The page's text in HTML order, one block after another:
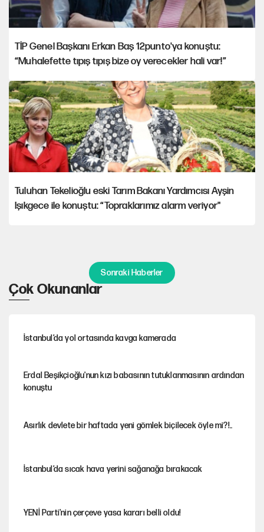
TİP Genel Başkanı Erkan Baş 12punto'ya konuştu:
“Muhalefette tıpış tıpış bize oy verecekler hali var!”
Tuluhan Tekelioğlu eski Tarım Bakanı Yardımcısı Ayşin
Işıkgece ile konuştu: “Topraklarımız alarm veriyor"
Sonraki Haberler
Çok Okunanlar
İstanbul’da yol ortasında kavga kamerada
Erdal Beşikçioğlu'nun kızı babasının tutuklanmasının ardından
konuştu
Asırlık devlete bir haftada yeni gömlek biçilecek öyle mi?!..
İstanbul’da sıcak hava yerini sağanağa bırakacak
YENİ Parti'nin çerçeve yasa kararı belli oldu!